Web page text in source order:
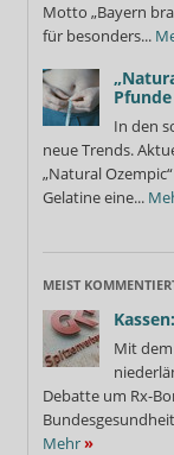
Motto „Bayern
für besonders...
In den
neue Trends.
„Natural
Gelatine eine...
MEIST
Mit
Debatte um Rx-
Mehr»